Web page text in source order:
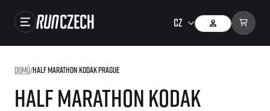
Foto & Video
Half Marathon Kodak
Domů/Half Marathon Kodak Prague